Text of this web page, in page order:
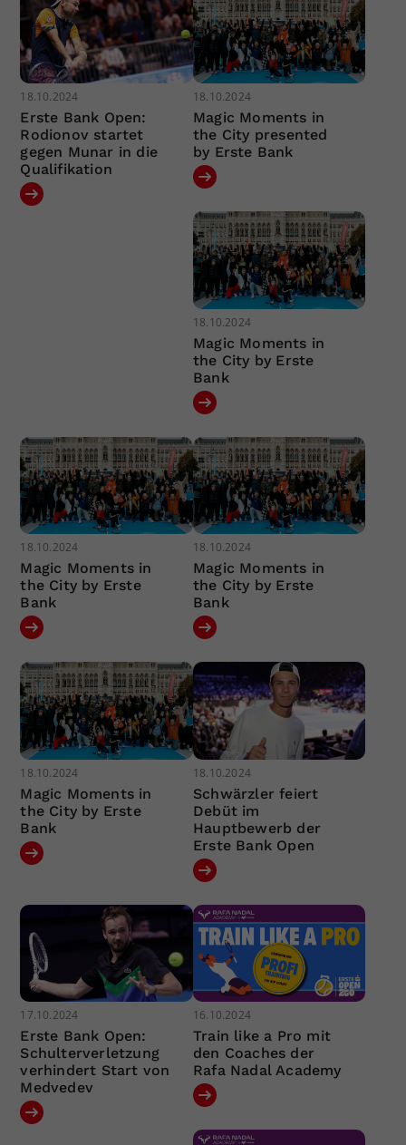
18.10.2024
Erste Bank Open:
Rodionov startet
gegen Munar in die
Qualifikation
18.10.2024
Magic Moments in
the City presented
by Erste Bank
18.10.2024
Magic Moments in
the City by Erste
Bank
18.10.2024
Magic Moments in
the City by Erste
Bank
18.10.2024
Magic Moments in
the City by Erste
Bank
18.10.2024
Magic Moments in
the City by Erste
Bank
18.10.2024
Schwärzler feiert
Debüt im
Hauptbewerb der
Erste Bank Open
17.10.2024
Erste Bank Open:
Schulterverletzung
verhindert Start von
Medvedev
16.10.2024
Train like a Pro mit
den Coaches der
Rafa Nadal Academy